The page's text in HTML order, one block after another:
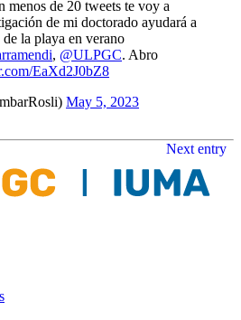
de 20 tweets te voy a
de mi doctorado ayudará a
la playa en verano
, @ULPGC. Abro
EaXd2J0bZ8
May 5, 2023
Next entry